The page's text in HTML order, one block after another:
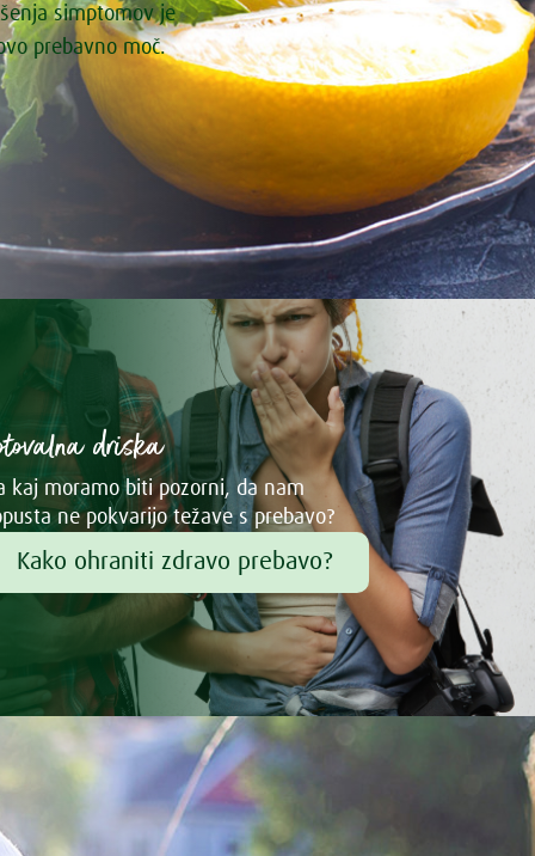
simptomov je
prebavno moč.
driska
kaj moramo biti pozorni, da nam
ne pokvarijo težave s prebavo?
Kako ohraniti zdravo prebavo?